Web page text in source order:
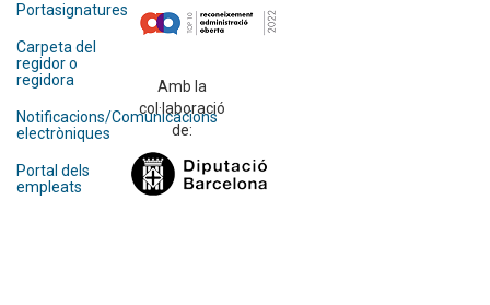
Portasignatures
Carpeta del
regidor o
regidora
Notificacions/Comunicacions
electròniques
Portal dels
empleats
Amb la
col·laboració
de: